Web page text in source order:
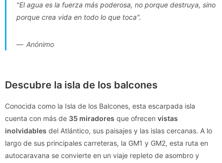
"El agua es la fuerza más poderosa, no porque destruya, sino
porque crea vida en todo lo que toca".
Anónimo
Descubre la isla de los balcones
Conocida como la Isla de los Balcones, esta escarpada isla
cuenta con más de 35 miradores que ofrecen vistas
inolvidables del Atlántico, sus paisajes y las islas cercanas. A lo
largo de sus principales carreteras, la GM1 y GM2, esta ruta en
autocaravana se convierte en un viaje repleto de asombro y